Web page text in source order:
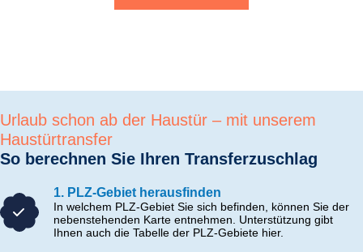
Urlaub schon ab der Haustür – mit unserem
Haustürtransfer
So berechnen Sie Ihren Transferzuschlag
1. PLZ-Gebiet herausfinden
In welchem PLZ-Gebiet Sie sich befinden, können Sie der
nebenstehenden Karte entnehmen. Unterstützung gibt
Ihnen auch die Tabelle der PLZ-Gebiete hier.